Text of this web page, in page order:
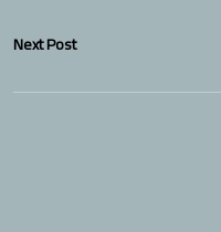
Next Post